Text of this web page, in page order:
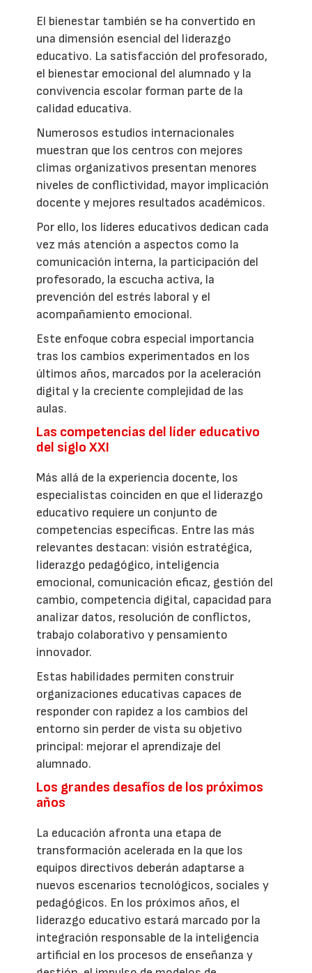
El bienestar también se ha convertido en
una dimensión esencial del liderazgo
educativo. La satisfacción del profesorado,
el bienestar emocional del alumnado y la
convivencia escolar forman parte de la
calidad educativa.
Numerosos estudios internacionales
muestran que los centros con mejores
climas organizativos presentan menores
niveles de conflictividad, mayor implicación
docente y mejores resultados académicos.
Por ello, los líderes educativos dedican cada
vez más atención a aspectos como la
comunicación interna, la participación del
profesorado, la escucha activa, la
prevención del estrés laboral y el
acompañamiento emocional.
Este enfoque cobra especial importancia
tras los cambios experimentados en los
últimos años, marcados por la aceleración
digital y la creciente complejidad de las
aulas.
Las competencias del líder educativo
del siglo XXI
Más allá de la experiencia docente, los
especialistas coinciden en que el liderazgo
educativo requiere un conjunto de
competencias específicas. Entre las más
relevantes destacan: visión estratégica,
liderazgo pedagógico, inteligencia
emocional, comunicación eficaz, gestión del
cambio, competencia digital, capacidad para
analizar datos, resolución de conflictos,
trabajo colaborativo y pensamiento
innovador.
Estas habilidades permiten construir
organizaciones educativas capaces de
responder con rapidez a los cambios del
entorno sin perder de vista su objetivo
principal: mejorar el aprendizaje del
alumnado.
Los grandes desafíos de los próximos
años
La educación afronta una etapa de
transformación acelerada en la que los
equipos directivos deberán adaptarse a
nuevos escenarios tecnológicos, sociales y
pedagógicos. En los próximos años, el
liderazgo educativo estará marcado por la
integración responsable de la inteligencia
artificial en los procesos de enseñanza y